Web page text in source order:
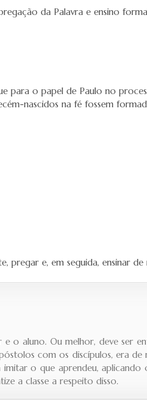
da Palavra e ensino
para o papel de Paulo no
nascidos na fé fossem
e, em seguida, ensinar de
aluno. Ou melhor, deve ser
com os discípulos, era
imitar o que aprendeu,
a classe a respeito disso.